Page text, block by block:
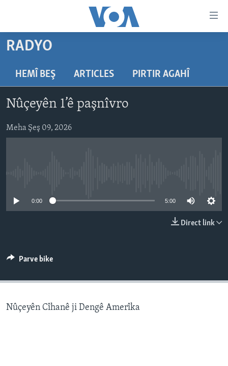
Yekser
here
naveroka
serekî
here
serekî
NÛÇE
FOTO GALERÎ
RADYO
AMERÎKA
TIRKÎYE
ROJHILATA NAVÎN
SERNIVÎS
Learning English
RADYO
HEMÎ BEŞ ARTICLES PIRTIR AGAHÎ
Nûçeyên 1’ê paşnîvro
Meha Şeş 09, 2026
0:00 5:00
Direct link
Parve bike
Nûçeyên Cîhanê ji Dengê Amerîka